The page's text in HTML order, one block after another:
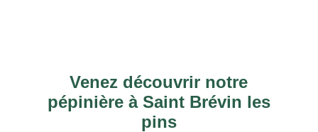
Venez découvrir notre
pépinière à Saint Brévin les
pins